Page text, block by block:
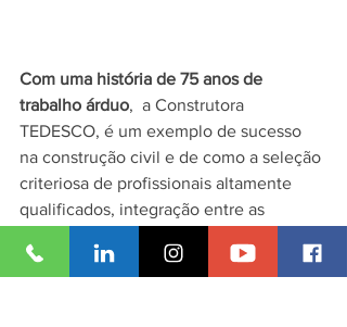
Com uma história de 75 anos de
trabalho árduo,  a Construtora
TEDESCO, é um exemplo de sucesso
na construção civil e de como a seleção
criteriosa de profissionais altamente
qualificados, integração entre as
internos fortes, podem levar a grandes